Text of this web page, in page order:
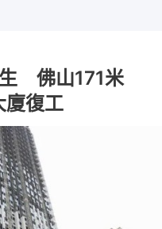
佛山171米
廈復工